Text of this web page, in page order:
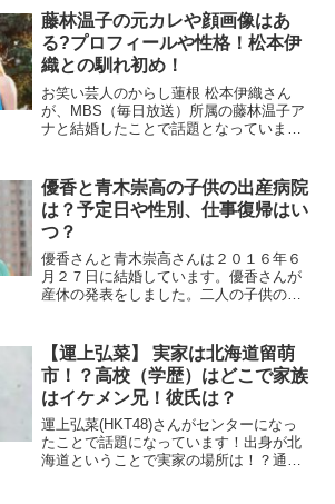
藤林温子の元カレや顔画像はあ
る?プロフィールや性格！松本伊
織との馴れ初め！
お笑い芸人のからし蓮根 松本伊織さん
が、MBS（毎日放送）所属の藤林温子ア
ナと結婚したことで話題となっています
ースですね！※公式Instagramよりこの記
事は、藤林温...
優香と青木崇高の子供の出産病院
は？予定日や性別、仕事復帰はい
つ？
優香さんと青木崇高さんは２０１６年６
月２７日に結婚しています。優香さんが
産休の発表をしました。二人の子供の出
で、ひとつひとつまとめてゆきたいと思
います！優香さんについて出...
【運上弘菜】 実家は北海道留萌
市！？高校（学歴）はどこで家族
はイケメン兄！彼氏は？
運上弘菜(HKT48)さんがセンターになっ
たことで話題になっています！出身が北
海道ということで実家の場所は！？通っ